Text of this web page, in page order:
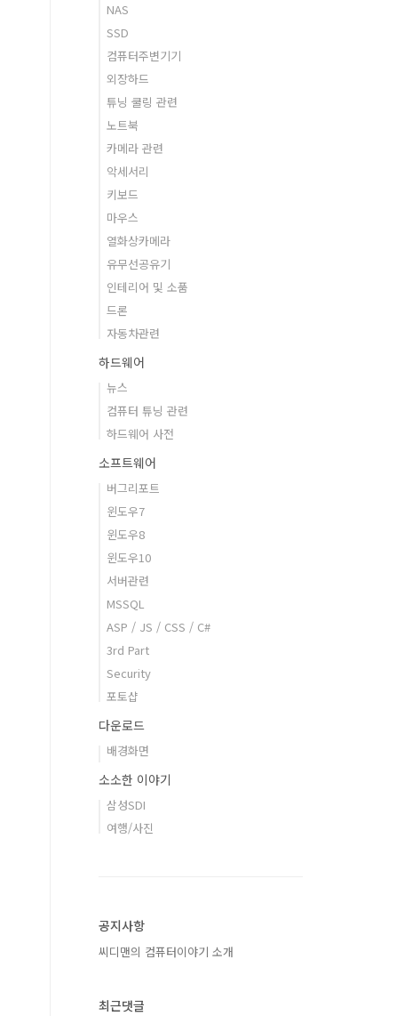
NAS
SSD
컴퓨터주변기기
외장하드
튜닝 쿨링 관련
노트북
카메라 관련
악세서리
키보드
마우스
열화상카메라
유무선공유기
인테리어 및 소품
드론
자동차관련
하드웨어
뉴스
컴퓨터 튜닝 관련
하드웨어 사전
소프트웨어
버그리포트
윈도우7
윈도우8
윈도우10
서버관련
MSSQL
ASP / JS / CSS / C#
3rd Part
Security
포토샵
다운로드
배경화면
소소한 이야기
삼성SDI
여행/사진
공지사항
씨디맨의 컴퓨터이야기 소개
최근댓글